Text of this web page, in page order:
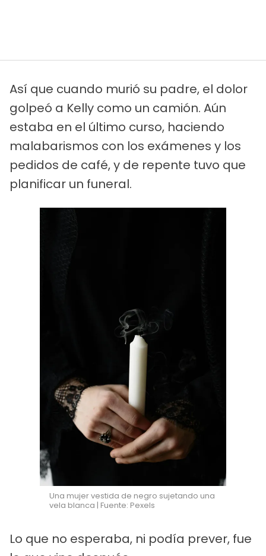
Así que cuando murió su padre, el dolor
golpeó a Kelly como un camión. Aún
estaba en el último curso, haciendo
malabarismos con los exámenes y los
pedidos de café, y de repente tuvo que
planificar un funeral.
Una mujer vestida de negro sujetando una
vela blanca | Fuente: Pexels
Lo que no esperaba, ni podía prever, fue